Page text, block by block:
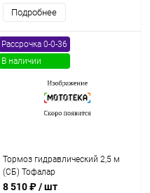
Подробнее
Рассрочка 0-0-36
В наличии
Тормоз гидравлический 2,5 м
(СБ) Тофалар
8 510 ₽/ шт